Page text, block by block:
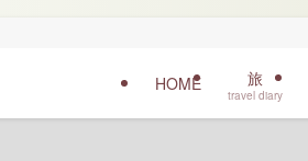
HOME 旅
travel diary